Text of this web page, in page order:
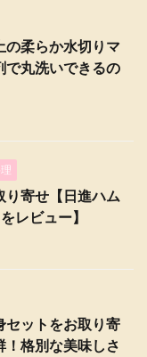
の柔らか水切りマ
で丸洗いできるの
り寄せ【日進ハム
レビュー】
セットをお取り寄
格別な美味しさ